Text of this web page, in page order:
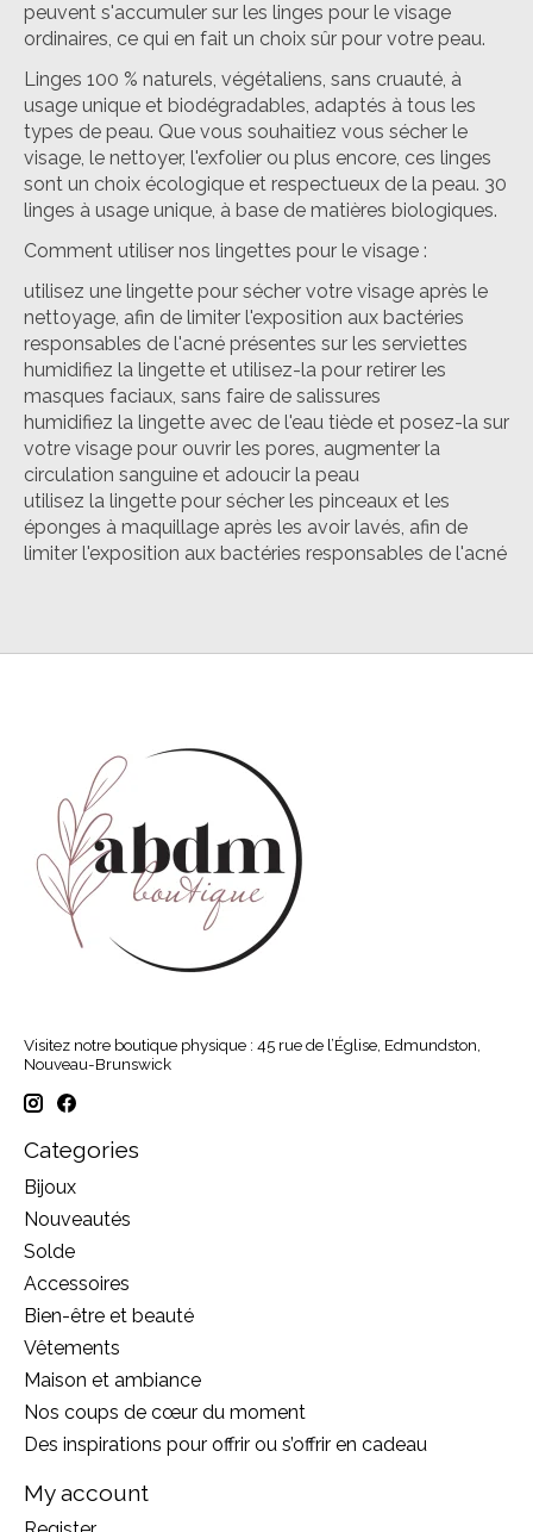
peuvent s'accumuler sur les linges pour le visage
ordinaires, ce qui en fait un choix sûr pour votre peau.
Linges 100 % naturels, végétaliens, sans cruauté, à
usage unique et biodégradables, adaptés à tous les
types de peau. Que vous souhaitiez vous sécher le
visage, le nettoyer, l'exfolier ou plus encore, ces linges
sont un choix écologique et respectueux de la peau. 30
linges à usage unique, à base de matières biologiques.
Comment utiliser nos lingettes pour le visage :
utilisez une lingette pour sécher votre visage après le
nettoyage, afin de limiter l'exposition aux bactéries
responsables de l'acné présentes sur les serviettes
humidifiez la lingette et utilisez-la pour retirer les
masques faciaux, sans faire de salissures
humidifiez la lingette avec de l'eau tiède et posez-la sur
votre visage pour ouvrir les pores, augmenter la
circulation sanguine et adoucir la peau
utilisez la lingette pour sécher les pinceaux et les
éponges à maquillage après les avoir lavés, afin de
limiter l'exposition aux bactéries responsables de l'acné
Visitez notre boutique physique : 45 rue de l’Église, Edmundston,
Nouveau-Brunswick
Categories
Bijoux
Nouveautés
Solde
Accessoires
Bien-être et beauté
Vêtements
Maison et ambiance
Nos coups de cœur du moment
Des inspirations pour offrir ou s’offrir en cadeau
My account